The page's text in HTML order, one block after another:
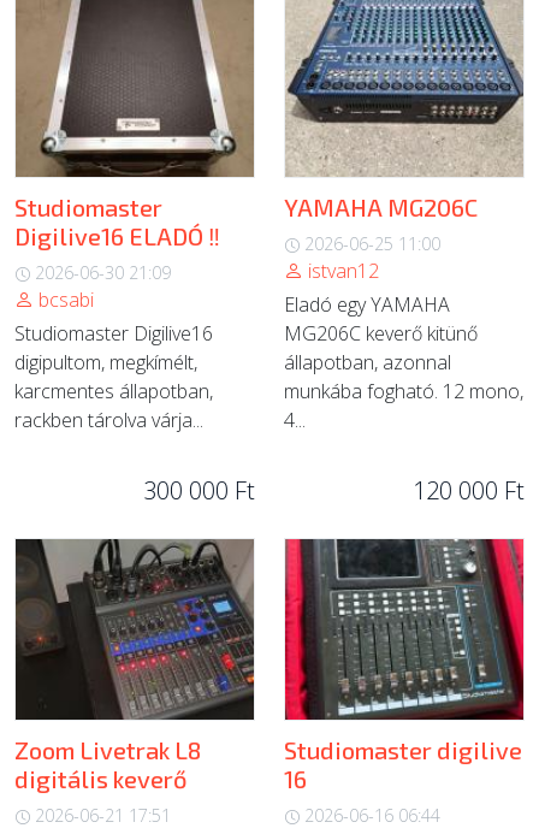
Studiomaster
Digilive16 ELADÓ ‼️
2026-06-30 21:09
bcsabi
Studiomaster Digilive16
digipultom, megkímélt,
karcmentes állapotban,
rackben tárolva várja...
300 000 Ft
YAMAHA MG206C
2026-06-25 11:00
istvan12
Eladó egy YAMAHA
MG206C keverő kitünő
állapotban, azonnal
munkába fogható. 12 mono,
4...
120 000 Ft
Zoom Livetrak L8
digitális keverő
2026-06-21 17:51
Studiomaster digilive
16
2026-06-16 06:44